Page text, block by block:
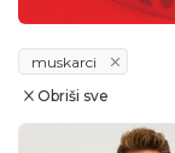
muskarci
Obriši sve